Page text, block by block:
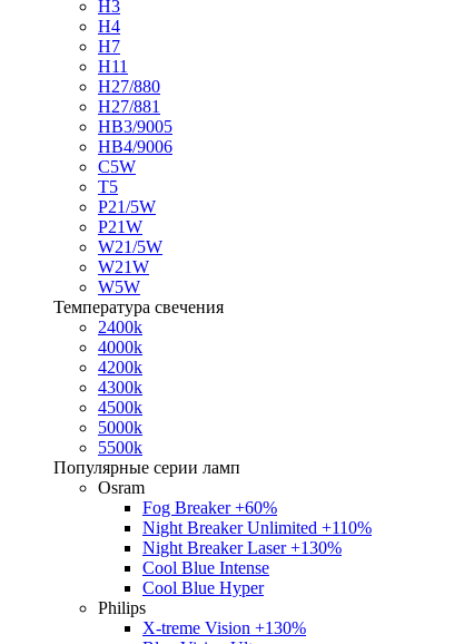
H3
H4
H7
H11
H27/880
H27/881
HB3/9005
HB4/9006
C5W
T5
P21/5W
P21W
W21/5W
W21W
W5W
Температура свечения
2400k
4000k
4200k
4300k
4500k
5000k
5500k
Популярные серии ламп
Osram
Fog Breaker +60%
Night Breaker Unlimited +110%
Night Breaker Laser +130%
Cool Blue Intense
Cool Blue Hyper
Philips
X-treme Vision +130%